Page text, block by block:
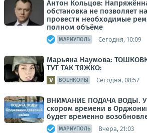
Антон Кольцов:
обстановка не позволяет
провести необходимые
полном объёме
МАРИУПОЛЬ Сегодня, 10:09
Марьяна Наумова:
ТУТ ТАК ТЯЖКО:
ВОЕНКОРЫ Сегодня, 08:57
ВНИМАНИЕ ПОДАЧА ВОДЫ.
скором времени в
будет временно
МАРИУПОЛЬ Вчера, 21:03